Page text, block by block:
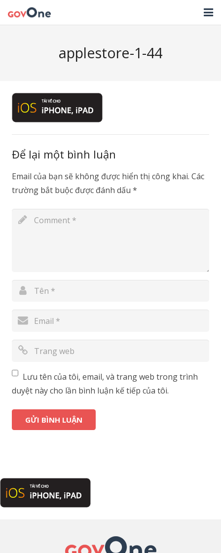
HỖ TRỢ
LIÊN HỆ
NHẬT KÝ CẬP NHẬT PHẦN MỀM
applestore-1-44
Để lại một bình luận
Email của bạn sẽ không được hiển thị công khai. Các
trường bắt buộc được đánh dấu *
Lưu tên của tôi, email, và trang web trong trình
duyệt này cho lần bình luận kế tiếp của tôi.